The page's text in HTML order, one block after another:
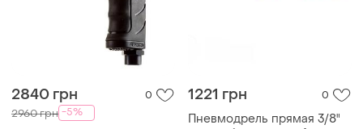
2840 грн 0
2960 грн -5%
1221 грн 0
Пневмодрель прямая 3/8"